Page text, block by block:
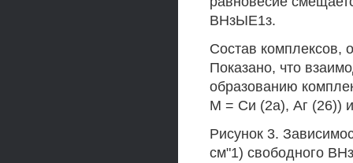
ВНзЫЕ1з.
Состав комплексов,
Показано, что
образованию
М = Си (2а), Аг (26))
Рисунок 3.
см"1) свободного